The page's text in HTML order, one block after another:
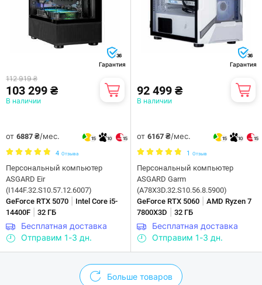
36
Гарантия
112 919 ₴
103 299 ₴
В наличии
от 6887 ₴/мес. 15 10 15
4 Отзыва
Персональный компьютер
ASGARD Eir
(I144F.32.S10.57.12.6007)
GeForce RTX 5070
Intel Core i5-
14400F
32 ГБ
Бесплатная доставка
Отправим 1-3 дн.
36
Гарантия
92 499 ₴
В наличии
от 6167 ₴/мес. 15 10 15
1 Отзыв
Персональный компьютер
ASGARD Garm
(A78X3D.32.S10.56.8.5900)
GeForce RTX 5060
AMD Ryzen 7
7800X3D
32 ГБ
Бесплатная доставка
Отправим 1-3 дн.
Больше товаров